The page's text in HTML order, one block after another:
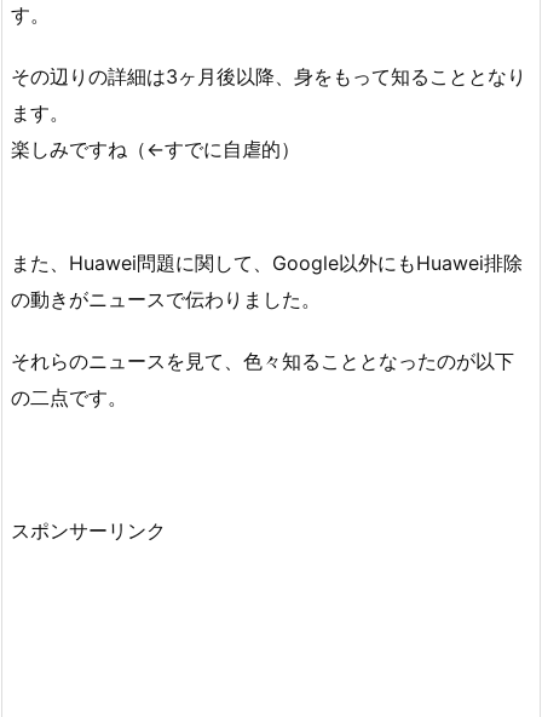
す。
その辺りの詳細は3ヶ月後以降、身をもって知ることとなり
ます。
楽しみですね（←すでに自虐的）
また、Huawei問題に関して、Google以外にもHuawei排除
の動きがニュースで伝わりました。
それらのニュースを見て、色々知ることとなったのが以下
の二点です。
スポンサーリンク